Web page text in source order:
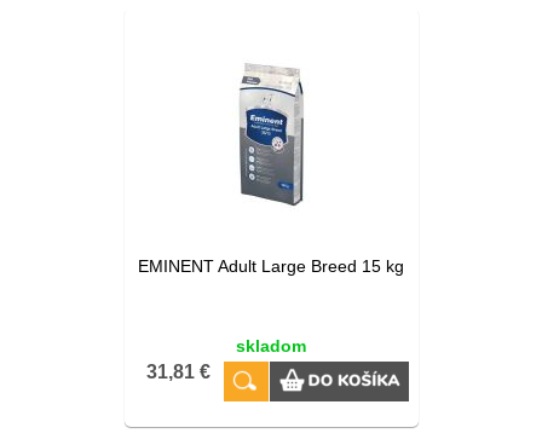
EMINENT Adult Large Breed 15 kg
skladom
31,81 €